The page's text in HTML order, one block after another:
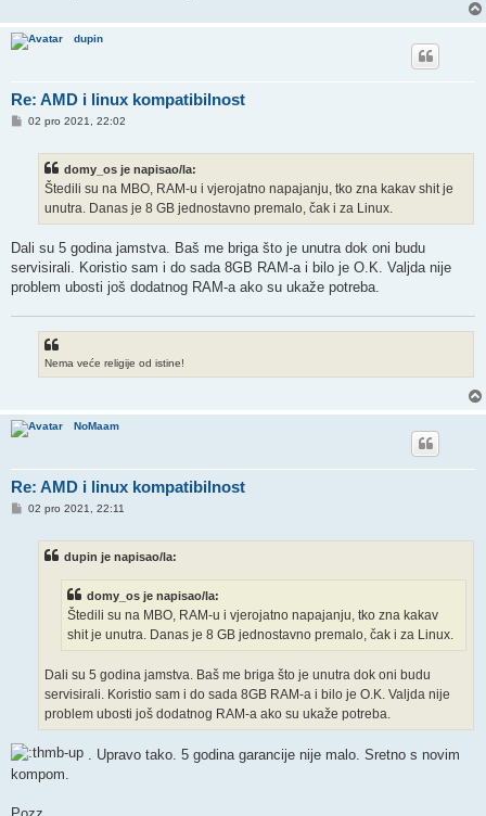
dupin
Re: AMD i linux kompatibilnost
P02 pro 2021, 22:02
domy_os je napisao/la:
Štedili su na MBO, RAM-u i vjerojatno napajanju, tko zna kakav shit je
unutra. Danas je 8 GB jednostavno premalo, čak i za Linux.
Dali su 5 godina jamstva. Baš me briga što je unutra dok oni budu
servisirali. Koristio sam i do sada 8GB RAM-a i bilo je O.K. Valjda nije
problem ubosti još dodatnog RAM-a ako su ukaže potreba.
Nema veće religije od istine!
NoMaam
Re: AMD i linux kompatibilnost
P02 pro 2021, 22:11
dupin je napisao/la:
domy_os je napisao/la:
Štedili su na MBO, RAM-u i vjerojatno napajanju, tko zna kakav
shit je unutra. Danas je 8 GB jednostavno premalo, čak i za Linux.
Dali su 5 godina jamstva. Baš me briga što je unutra dok oni budu
servisirali. Koristio sam i do sada 8GB RAM-a i bilo je O.K. Valjda nije
problem ubosti još dodatnog RAM-a ako su ukaže potreba.
. Upravo tako. 5 godina garancije nije malo. Sretno s novim
kompom.